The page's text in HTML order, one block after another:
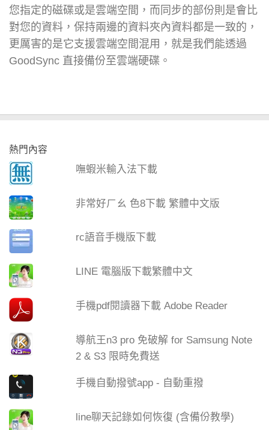
您指定的磁碟或是雲端空間，而同步的部份則是會比
對您的資料，保持兩邊的資料夾內資料都是一致的，
更厲害的是它支援雲端空間混用，就是我們能透過
GoodSync 直接備份至雲端硬碟。
熱門內容
嘸蝦米輸入法下載
非常好ㄏㄠ 色8下載 繁體中文版
rc語音手機版下載
LINE 電腦版下載繁體中文
手機pdf閱讀器下載 Adobe Reader
導航王n3 pro 免破解 for Samsung Note
2 & S3 限時免費送
手機自動撥號app - 自動重撥
line聊天記錄如何恢復 (含備份教學)